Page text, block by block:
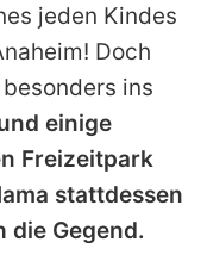
jeden Kindes
Doch
ins
einige
Freizeitpark
stattdessen
die Gegend.